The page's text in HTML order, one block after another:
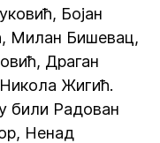
Бојан
Милан Бишевац,
Драган
Жигић.
били Радован
Ненад